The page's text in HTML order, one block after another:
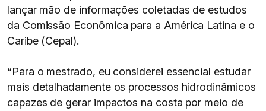
lançar mão de informações coletadas de estudos
da Comissão Econômica para a América Latina e o
Caribe (Cepal).
“Para o mestrado, eu considerei essencial estudar
mais detalhadamente os processos hidrodinâmicos
capazes de gerar impactos na costa por meio de